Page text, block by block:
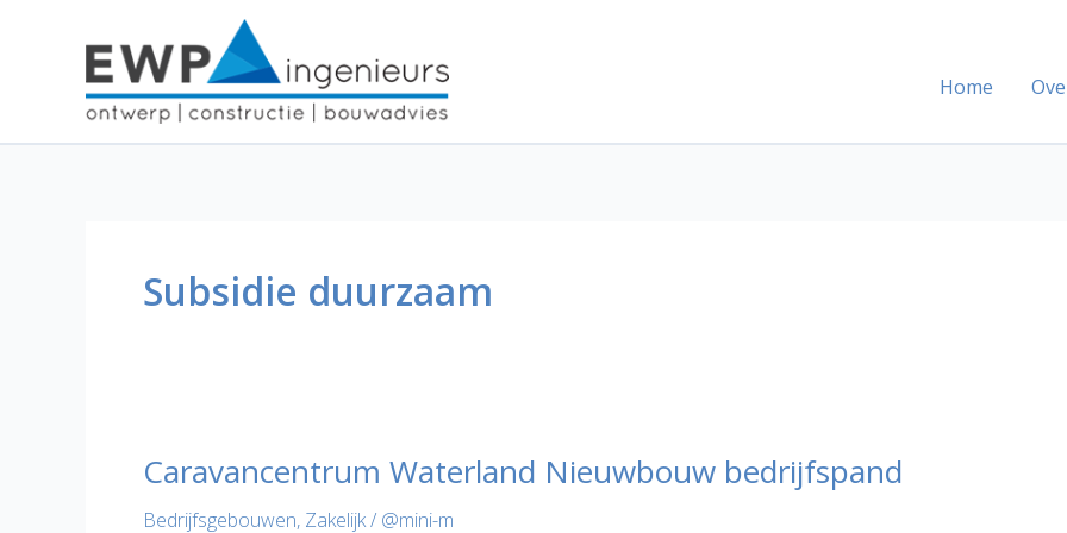
Home
Subsidie duurzaam
Caravancentrum Waterland Nieuwbouw bedrijfspand
Bedrijfsgebouwen, Zakelijk/ @mini-m